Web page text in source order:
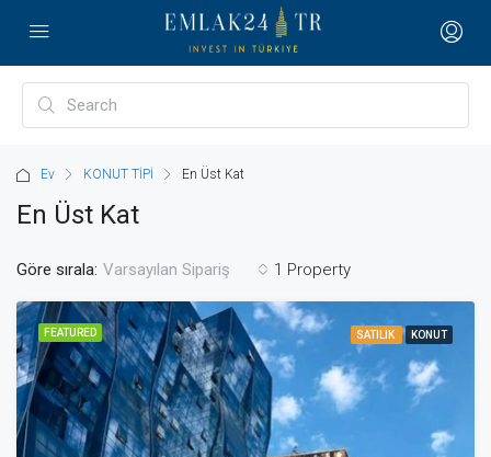
Ev KONUT TİPİ En Üst Kat
En Üst Kat
1 Property
Göre sırala: Varsayılan Sipariş
FEATURED SATILIK KONUT